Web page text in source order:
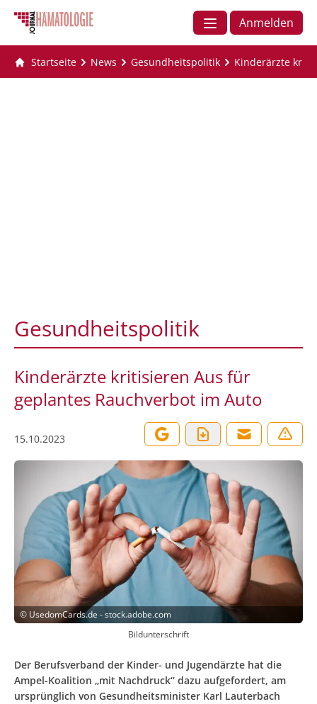
Anmelden
Startseite News Gesundheitspolitik Kinderärzte
Gesundheitspolitik
Kinderärzte kritisieren Aus für
geplantes Rauchverbot im Auto
15.10.2023
© UsedomCards.de - stock.adobe.com
Bildunterschrift
Der Berufsverband der Kinder- und Jugendärzte hat die
Ampel-Koalition „mit Nachdruck“ dazu aufgefordert, am
ursprünglich von Gesundheitsminister Karl Lauterbach